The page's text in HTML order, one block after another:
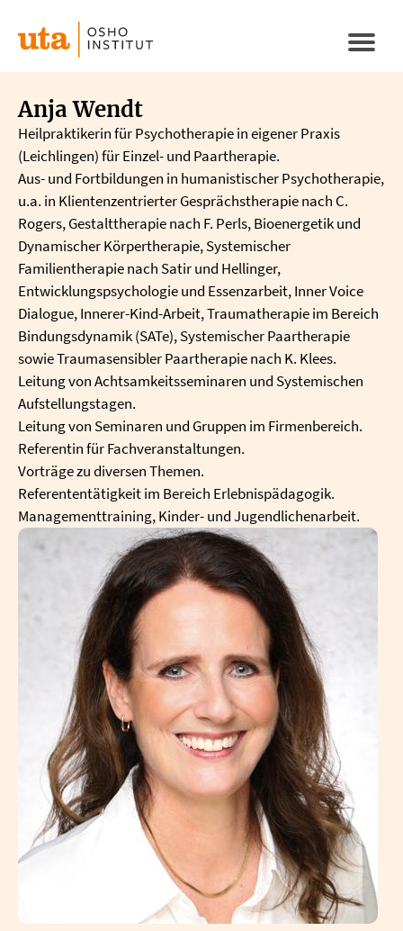
zum
Inhalt
Anja Wendt
Heilpraktikerin für Psychotherapie in eigener Praxis
(Leichlingen) für Einzel- und Paartherapie.
Aus- und Fortbildungen in humanistischer Psychotherapie,
u.a. in Klientenzentrierter Gesprächstherapie nach C.
Rogers, Gestalttherapie nach F. Perls, Bioenergetik und
Dynamischer Körpertherapie, Systemischer
Familientherapie nach Satir und Hellinger,
Entwicklungspsychologie und Essenzarbeit, Inner Voice
Dialogue, Innerer-Kind-Arbeit, Traumatherapie im Bereich
Bindungsdynamik (SATe), Systemischer Paartherapie
sowie Traumasensibler Paartherapie nach K. Klees.
Leitung von Achtsamkeitsseminaren und Systemischen
Aufstellungstagen.
Leitung von Seminaren und Gruppen im Firmenbereich.
Referentin für Fachveranstaltungen.
Vorträge zu diversen Themen.
Referententätigkeit im Bereich Erlebnispädagogik.
Managementtraining, Kinder- und Jugendlichenarbeit.